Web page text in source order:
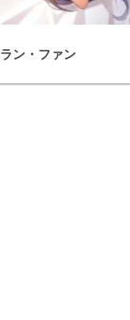
ラン・ファン